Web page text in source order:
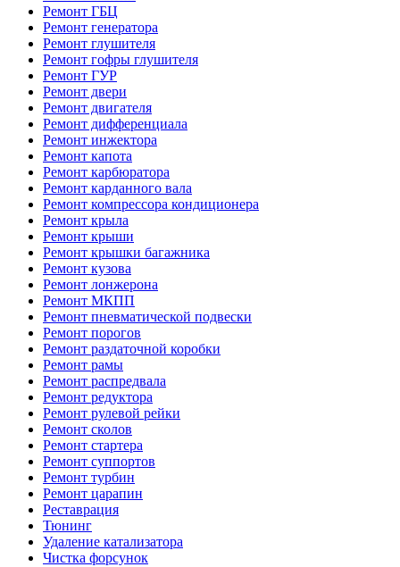
Ремонт ГБЦ
Ремонт генератора
Ремонт глушителя
Ремонт гофры глушителя
Ремонт ГУР
Ремонт двери
Ремонт двигателя
Ремонт дифференциала
Ремонт инжектора
Ремонт капота
Ремонт карбюратора
Ремонт карданного вала
Ремонт компрессора кондиционера
Ремонт крыла
Ремонт крыши
Ремонт крышки багажника
Ремонт кузова
Ремонт лонжерона
Ремонт МКПП
Ремонт пневматической подвески
Ремонт порогов
Ремонт раздаточной коробки
Ремонт рамы
Ремонт распредвала
Ремонт редуктора
Ремонт рулевой рейки
Ремонт сколов
Ремонт стартера
Ремонт суппортов
Ремонт турбин
Ремонт царапин
Реставрация
Тюнинг
Удаление катализатора
Чистка форсунок